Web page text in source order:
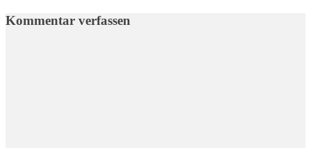
Kommentar verfassen